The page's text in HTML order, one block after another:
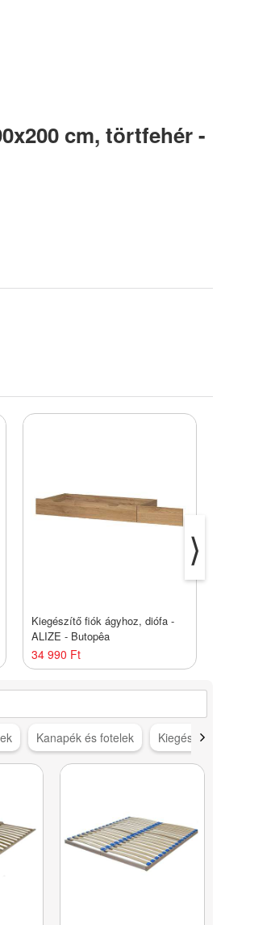
cm, törtfehér -
Kiegészítő fiók ágyhoz, diófa -
ALIZE - Butopêa
34 990 Ft
⟩
Kanapék és fotelek Kiegészítők